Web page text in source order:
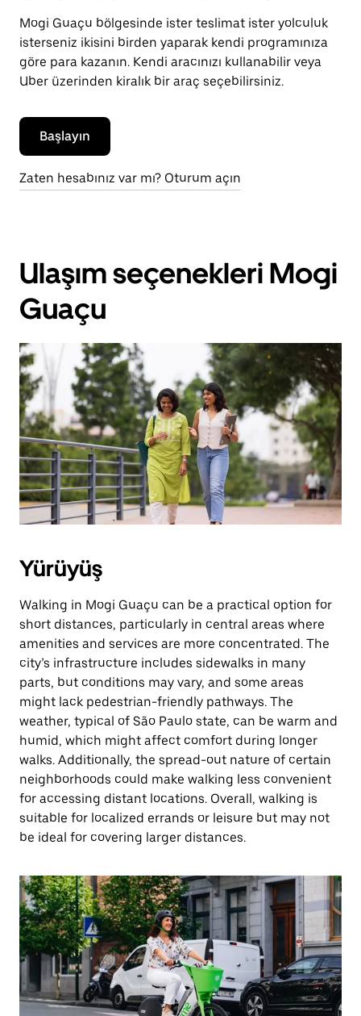
Mogi Guaçu bölgesinde ister teslimat ister yolculuk
isterseniz ikisini birden yaparak kendi programınıza
göre para kazanın. Kendi aracınızı kullanabilir veya
Uber üzerinden kiralık bir araç seçebilirsiniz.
Başlayın
Zaten hesabınız var mı? Oturum açın
Ulaşım seçenekleri Mogi
Guaçu
Yürüyüş
Walking in Mogi Guaçu can be a practical option for
short distances, particularly in central areas where
amenities and services are more concentrated. The
city’s infrastructure includes sidewalks in many
parts, but conditions may vary, and some areas
might lack pedestrian-friendly pathways. The
weather, typical of São Paulo state, can be warm and
humid, which might affect comfort during longer
walks. Additionally, the spread-out nature of certain
neighborhoods could make walking less convenient
for accessing distant locations. Overall, walking is
suitable for localized errands or leisure but may not
be ideal for covering larger distances.